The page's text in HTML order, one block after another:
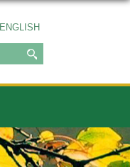
ENGLISH